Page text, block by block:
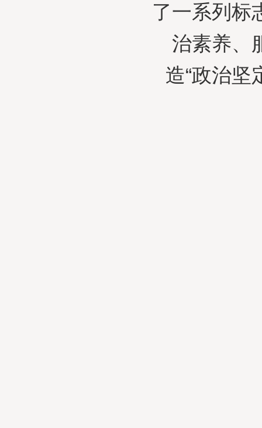
了一系列标
治素养、
造“政治坚